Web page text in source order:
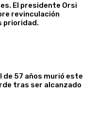
El presidente Orsi
revinculación
prioridad.
de 57 años murió este
tras ser alcanzado